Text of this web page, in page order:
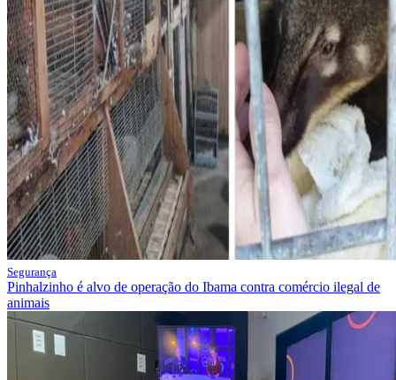
Segurança
Pinhalzinho é alvo de operação do Ibama contra comércio ilegal de
animais